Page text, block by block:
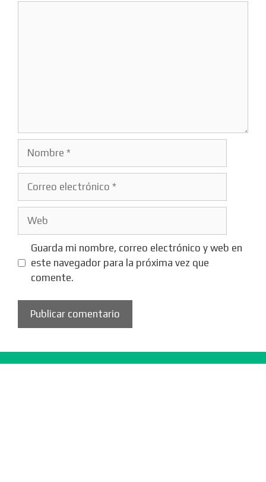
electrónico
Guarda mi nombre, correo electrónico y web en
este navegador para la próxima vez que
comente.